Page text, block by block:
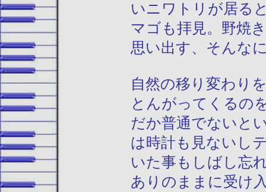
いニワトリが居る
マゴも拝見。野焼
思い出す、そんな
自然の移り変わり
とんがってくるの
だか普通でないと
は時計も見ないし
いた事もしばし忘
ありのままに受け